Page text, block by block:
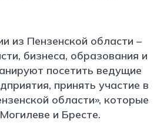
из Пензенской области –
бизнеса, образования и
посетить ведущие
принять участие в
области», которые
и Бресте.